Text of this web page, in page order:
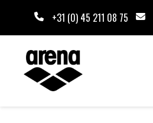
+31 (0) 45 211 08 75